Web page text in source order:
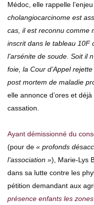
Médoc, elle rappelle
cholangiocarcinome est
cas, il est reconnu comme
inscrit dans le tableau 10F
l’arsénite de soude. Soit il
foie, la Cour d’Appel
post mortem de maladie
elle annonce d’ores et
cassation.
Ayant démissionné du
(pour de « profonds
l’association »), Marie-Lys
dans sa lutte contre les
pétition demandant aux
présence enfants les